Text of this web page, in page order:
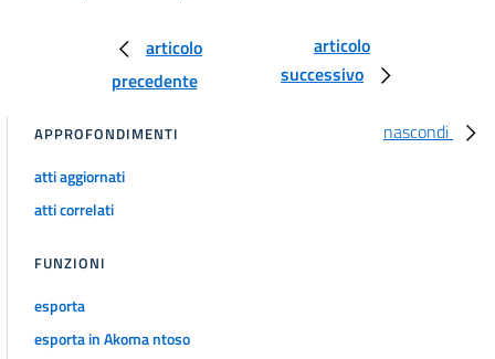
articolo
precedente
articolo
successivo
nascondi
APPROFONDIMENTI
atti aggiornati
atti correlati
FUNZIONI
esporta
esporta in Akoma ntoso